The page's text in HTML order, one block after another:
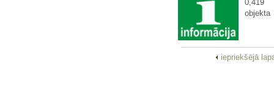
0,419
objekta
iepriekšējā